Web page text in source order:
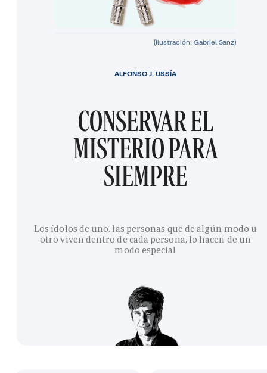
(Ilustración: Gabriel Sanz)
CONSERVAR EL
MISTERIO PARA
SIEMPRE
Los ídolos de uno, las personas que de algún modo u
otro viven dentro de cada persona, lo hacen de un
modo especial
ALFONSO J. USSÍA